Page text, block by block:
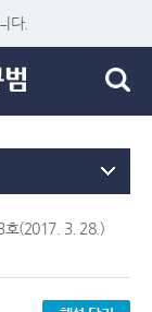
다.
호(2017. 3. 28.)